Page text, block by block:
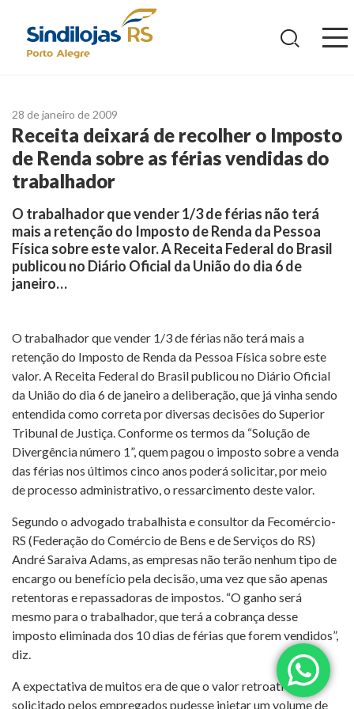
28 de janeiro de 2009
Receita deixará de recolher o Imposto
de Renda sobre as férias vendidas do
trabalhador
O trabalhador que vender 1/3 de férias não terá
mais a retenção do Imposto de Renda da Pessoa
Física sobre este valor. A Receita Federal do Brasil
publicou no Diário Oficial da União do dia 6 de
janeiro…
O trabalhador que vender 1/3 de férias não terá mais a
retenção do Imposto de Renda da Pessoa Física sobre este
valor. A Receita Federal do Brasil publicou no Diário Oficial
da União do dia 6 de janeiro a deliberação, que já vinha sendo
entendida como correta por diversas decisões do Superior
Tribunal de Justiça. Conforme os termos da “Solução de
Divergência número 1”, quem pagou o imposto sobre a venda
das férias nos últimos cinco anos poderá solicitar, por meio
de processo administrativo, o ressarcimento deste valor.
Segundo o advogado trabalhista e consultor da Fecomércio-
RS (Federação do Comércio de Bens e de Serviços do RS)
André Saraiva Adams, as empresas não terão nenhum tipo de
encargo ou benefício pela decisão, uma vez que são apenas
retentoras e repassadoras de impostos. “O ganho será
mesmo para o trabalhador, que terá a cobrança desse
imposto eliminada dos 10 dias de férias que forem vendidos”,
diz.
A expectativa de muitos era de que o valor retroativo
solicitado pelos empregados pudesse injetar um volume de